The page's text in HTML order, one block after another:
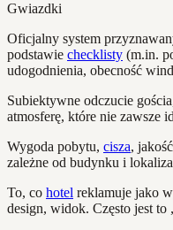
Gwiazdki
Oficjalny system
podstawie checklisty (m.in.
udogodnienia, obecność
Subiektywne odczucie
atmosferę, które nie zawsze
Wygoda pobytu, cisza,
zależne od budynku i
To, co hotel reklamuje jako
design, widok. Często jest to